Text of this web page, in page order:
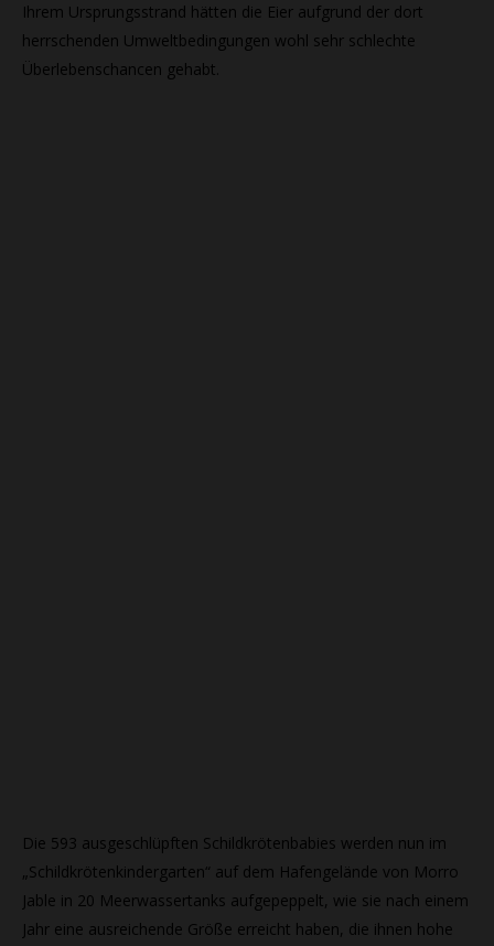
Ihrem Ursprungsstrand hätten die Eier aufgrund der dort
herrschenden Umweltbedingungen wohl sehr schlechte
Überlebenschancen gehabt.
Die 593 ausgeschlüpften Schildkrötenbabies werden nun im
„Schildkrötenkindergarten“ auf dem Hafengelände von Morro
Jable in 20 Meerwassertanks aufgepeppelt, wie sie nach einem
Jahr eine ausreichende Größe erreicht haben, die ihnen hohe